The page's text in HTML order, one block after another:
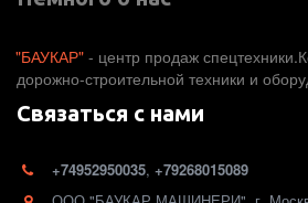
"БАУКАР" - центр продаж
дорожно-строительной техники и
Связаться с нами
+74952950035, +79268015089